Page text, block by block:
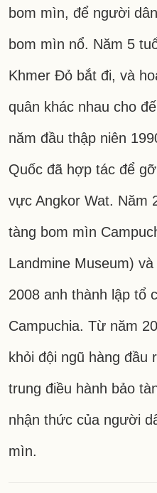
bom mìn, để người
bom mìn nổ. Năm 5
Khmer Đỏ bắt đi, và
quân khác nhau cho
năm đầu thập niên
Quốc đã hợp tác để
vực Angkor Wat. Năm
tàng bom mìn
Landmine Museum)
2008 anh thành lập tổ
Campuchia. Từ năm
khỏi đội ngũ hàng đầu
trung điều hành bảo
nhận thức của người
mìn.